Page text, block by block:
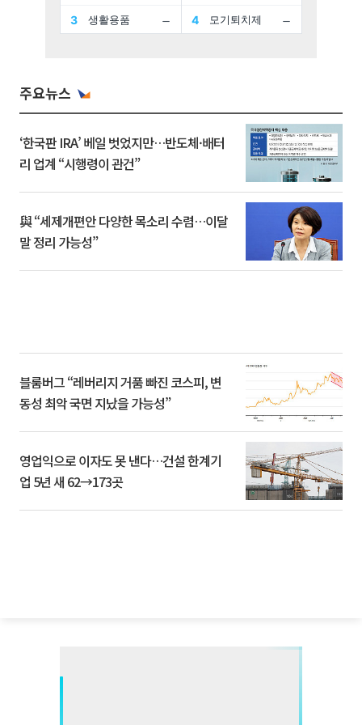
주요뉴스
‘한국판 IRA’ 베일 벗었지만…반도체·배터
리 업계 “시행령이 관건”
與 “세제개편안 다양한 목소리 수렴…이달
말 정리 가능성”
블룸버그 “레버리지 거품 빠진 코스피, 변
동성 최악 국면 지났을 가능성”
영업익으로 이자도 못 낸다…건설 한계기
업 5년 새 62→173곳